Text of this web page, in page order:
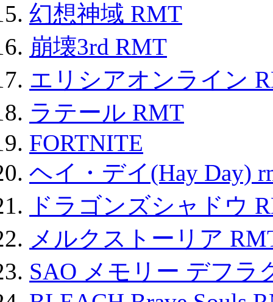
幻想神域 RMT
崩壊3rd RMT
エリシアオンライン
ラテール RMT
FORTNITE
ヘイ・デイ(Hay Day)
ドラゴンズシャドウ
メルクストーリア
SAO メモリー デフラ